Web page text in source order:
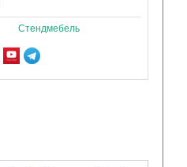
Стендмебель